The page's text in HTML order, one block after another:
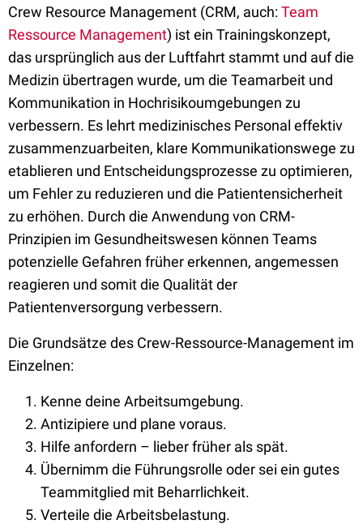
Crew Resource Management (CRM, auch:Team
Ressource Management) ist ein Trainingskonzept,
das ursprünglich aus der Luftfahrt stammt und auf die
Medizin übertragen wurde, um die Teamarbeit und
Kommunikation in Hochrisikoumgebungen zu
verbessern. Es lehrt medizinisches Personal effektiv
zusammenzuarbeiten, klare Kommunikationswege zu
etablieren und Entscheidungsprozesse zu optimieren,
um Fehler zu reduzieren und die Patientensicherheit
zu erhöhen. Durch die Anwendung von CRM-
Prinzipien im Gesundheitswesen können Teams
potenzielle Gefahren früher erkennen, angemessen
reagieren und somit die Qualität der
Patientenversorgung verbessern.
Die Grundsätze des Crew-Ressource-Management im
Einzelnen:
Kenne deine Arbeitsumgebung.
Antizipiere und plane voraus.
Hilfe anfordern – lieber früher als spät.
Übernimm die Führungsrolle oder sei ein gutes
Teammitglied mit Beharrlichkeit.
Verteile die Arbeitsbelastung.